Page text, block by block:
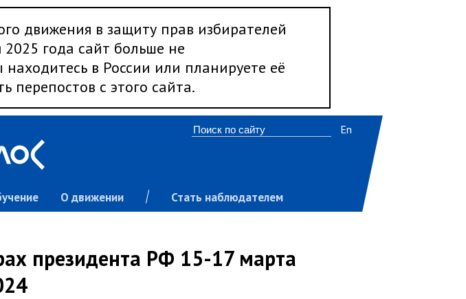
движения в защиту прав избирателей
2025 года сайт больше не
в России или планируете её
перепостов с этого сайта.
О движении Стать наблюдателем
En
президента РФ 15-17 марта